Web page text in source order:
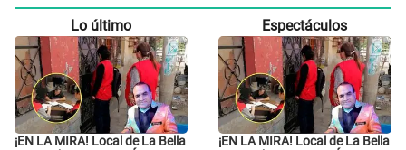
Lo último
¡EN LA MIRA! Local de La Bella
Espectáculos
¡EN LA MIRA! Local de La Bella